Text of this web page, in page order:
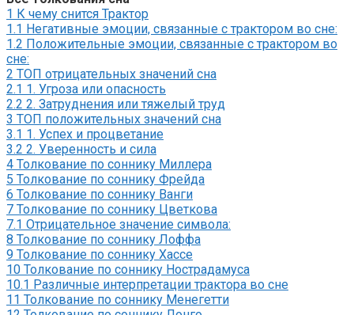
1 К чему снится Трактор
1.1 Негативные эмоции, связанные с трактором во сне:
1.2 Положительные эмоции, связанные с трактором во
сне:
2 ТОП отрицательных значений сна
2.1 1. Угроза или опасность
2.2 2. Затруднения или тяжелый труд
3 ТОП положительных значений сна
3.1 1. Успех и процветание
3.2 2. Уверенность и сила
4 Толкование по соннику Миллера
5 Толкование по соннику Фрейда
6 Толкование по соннику Ванги
7 Толкование по соннику Цветкова
7.1 Отрицательное значение символа:
8 Толкование по соннику Лоффа
9 Толкование по соннику Хассе
10 Толкование по соннику Нострадамуса
10.1 Различные интерпретации трактора во сне
11 Толкование по соннику Менегетти